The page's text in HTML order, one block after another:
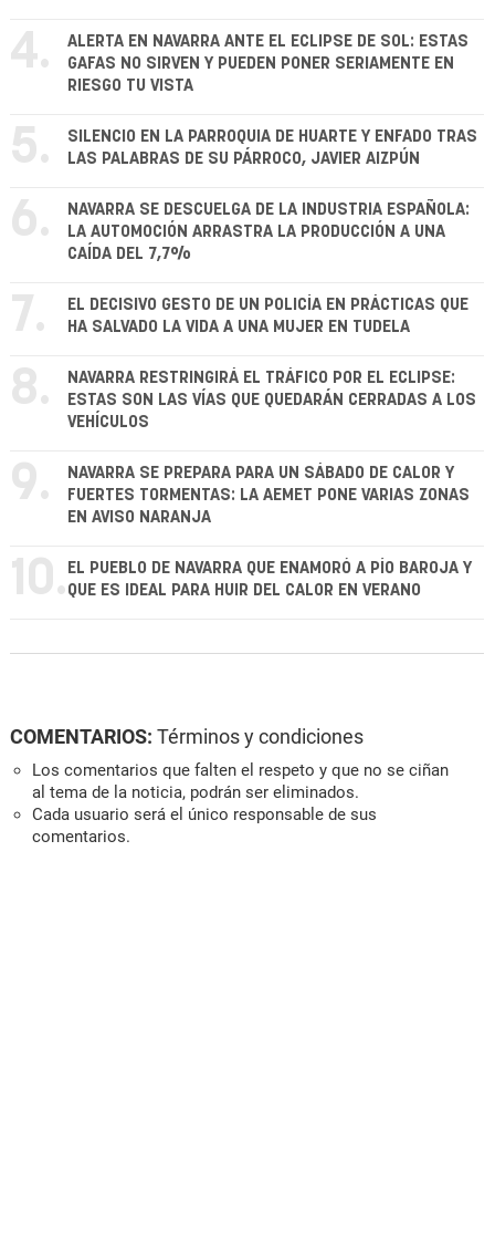
4.
ALERTA EN NAVARRA ANTE EL ECLIPSE DE SOL: ESTAS
GAFAS NO SIRVEN Y PUEDEN PONER SERIAMENTE EN
RIESGO TU VISTA
5.
SILENCIO EN LA PARROQUIA DE HUARTE Y ENFADO TRAS
LAS PALABRAS DE SU PÁRROCO, JAVIER AIZPÚN
6.
NAVARRA SE DESCUELGA DE LA INDUSTRIA ESPAÑOLA:
LA AUTOMOCIÓN ARRASTRA LA PRODUCCIÓN A UNA
CAÍDA DEL 7,7%
7.
EL DECISIVO GESTO DE UN POLICÍA EN PRÁCTICAS QUE
HA SALVADO LA VIDA A UNA MUJER EN TUDELA
8.
NAVARRA RESTRINGIRÁ EL TRÁFICO POR EL ECLIPSE:
ESTAS SON LAS VÍAS QUE QUEDARÁN CERRADAS A LOS
VEHÍCULOS
9.
NAVARRA SE PREPARA PARA UN SÁBADO DE CALOR Y
FUERTES TORMENTAS: LA AEMET PONE VARIAS ZONAS
EN AVISO NARANJA
10. EL PUEBLO DE NAVARRA QUE ENAMORÓ A PÍO BAROJA Y
QUE ES IDEAL PARA HUIR DEL CALOR EN VERANO
COMENTARIOS: Términos y condiciones
Los comentarios que falten el respeto y que no se ciñan
al tema de la noticia, podrán ser eliminados.
Cada usuario será el único responsable de sus
comentarios.